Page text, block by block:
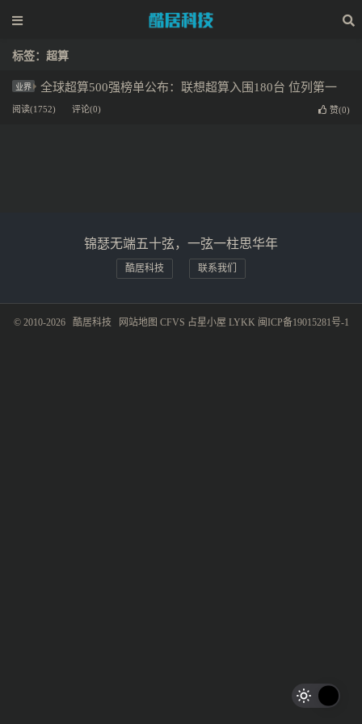
标签：超算
业界 全球超算500强榜单公布：联想超算入围180台 位列第一
阅读(1752) 评论(0) 赞(0)
锦瑟无端五十弦，一弦一柱思华年
酷居科技 联系我们
© 2010-2026 酷居科技 网站地图 CFVS 占星小屋 LYKK 闽ICP备19015281号-1